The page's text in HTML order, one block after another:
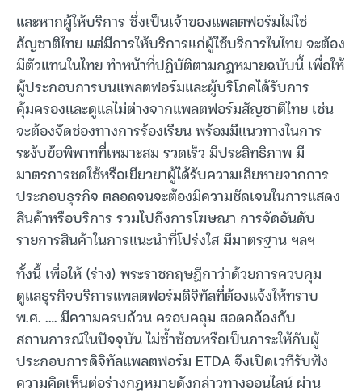
และหากผู้ให้บริการ ซึ่งเป็นเจ้าของแพลตฟอร์มไม่ใช่
สัญชาติไทย แต่มีการให้บริการแก่ผู้ใช้บริการในไทย จะต้อง
มีตัวแทนในไทย ทำหน้าที่ปฏิบัติตามกฎหมายฉบับนี้ เพื่อให้
ผู้ประกอบการบนแพลตฟอร์มและผู้บริโภคได้รับการ
คุ้มครองและดูแลไม่ต่างจากแพลตฟอร์มสัญชาติไทย เช่น
จะต้องจัดช่องทางการร้องเรียน พร้อมมีแนวทางในการ
ระงับข้อพิพาทที่เหมาะสม รวดเร็ว มีประสิทธิภาพ มี
มาตรการชดใช้หรือเยียวยาผู้ได้รับความเสียหายจากการ
ประกอบธุรกิจ ตลอดจนจะต้องมีความชัดเจนในการแสดง
สินค้าหรือบริการ รวมไปถึงการโฆษณา การจัดอันดับ
รายการสินค้าในการแนะนำที่โปร่งใส มีมาตรฐาน ฯลฯ
ทั้งนี้ เพื่อให้ (ร่าง) พระราชกฤษฎีกาว่าด้วยการควบคุม
ดูแลธุรกิจบริการแพลตฟอร์มดิจิทัลที่ต้องแจ้งให้ทราบ
พ.ศ. .… มีความครบถ้วน ครอบคลุม สอดคล้องกับ
สถานการณ์ในปัจจุบัน ไม่ซ้ำซ้อนหรือเป็นภาระให้กับผู้
ประกอบการดิจิทัลแพลตฟอร์ม ETDA จึงเปิดเวทีรับฟัง
ความคิดเห็นต่อร่างกฎหมายดังกล่าวทางออนไลน์ ผ่าน